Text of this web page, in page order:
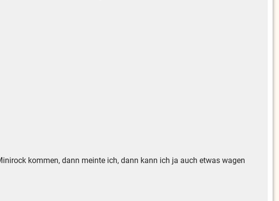
kommen, dann meinte ich, dann kann ich ja auch etwas wagen